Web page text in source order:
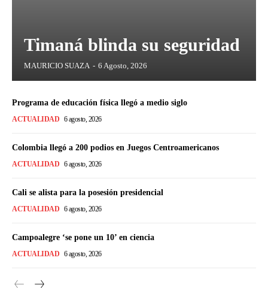
Timaná blinda su seguridad
MAURICIO SUAZA - 6 Agosto, 2026
Programa de educación física llegó a medio siglo
ACTUALIDAD 6 agosto, 2026
Colombia llegó a 200 podios en Juegos Centroamericanos
ACTUALIDAD 6 agosto, 2026
Cali se alista para la posesión presidencial
ACTUALIDAD 6 agosto, 2026
Campoalegre ‘se pone un 10’ en ciencia
ACTUALIDAD 6 agosto, 2026